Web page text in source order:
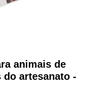
animais de
artesanato -